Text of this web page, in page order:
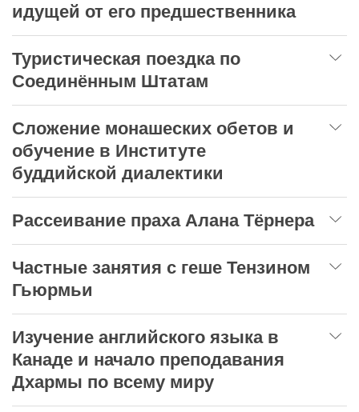
идущей от его предшественника
Туристическая поездка по
Соединённым Штатам
Сложение монашеских обетов и
обучение в Институте
буддийской диалектики
Рассеивание праха Алана Тёрнера
Частные занятия с геше Тензином
Гьюрмьи
Изучение английского языка в
Канаде и начало преподавания
Дхармы по всему миру